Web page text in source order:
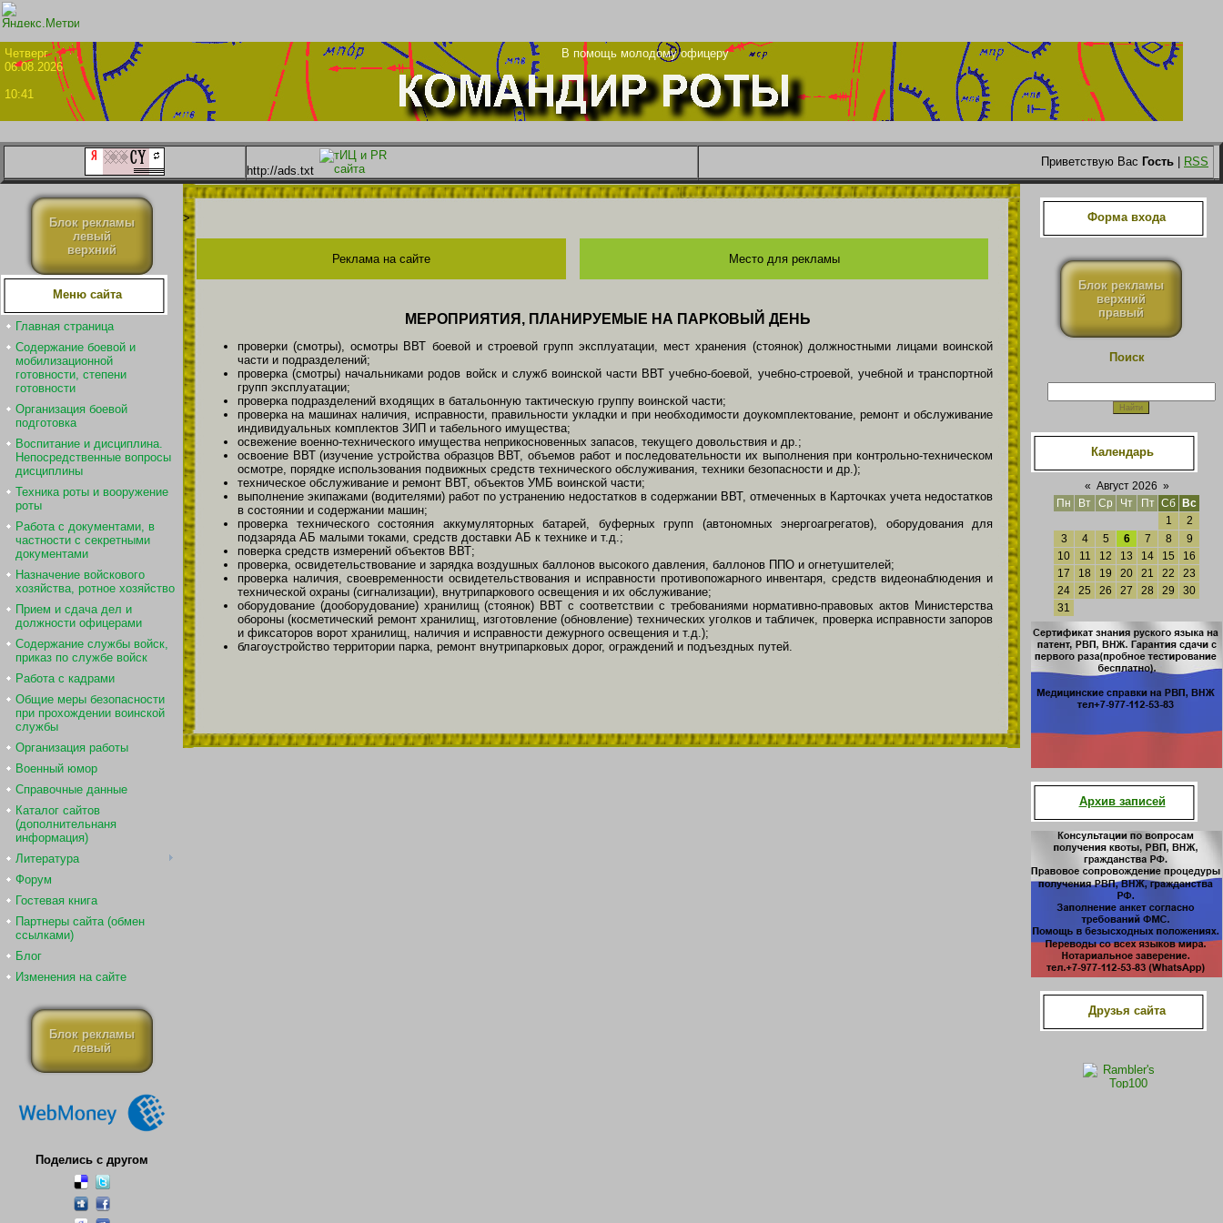
Четверг
В помощь молодому офицеру
06.08.2026
10:41
http://ads.txt
Приветствую Вас Гость RSS
Блок рекламы
левый
верхний
Меню сайта
Главная страница
Содержание боевой и
мобилизационной
готовности, степени
готовности
Организация боевой
подготовка
Воспитание и дисциплина.
Непосредственные вопросы
дисциплины
Техника роты и вооружение
роты
Работа с документами, в
частности с секретными
документами
Назначение войскового
хозяйства, ротное хозяйство
Прием и сдача дел и
должности офицерами
Содержание службы войск,
приказ по службе войск
Работа с кадрами
Общие меры безопасности
при прохождении воинской
службы
Организация работы
Военный юмор
Справочные данные
Каталог сайтов
(дополнительнаня
информация)
Литература
Форум
Гостевая книга
Партнеры сайта (обмен
ссылками)
Блог
Изменения на сайте
Блок рекламы
левый
Поделись с другом
>
Реклама на сайте Место для рекламы
МЕРОПРИЯТИЯ, ПЛАНИРУЕМЫЕ НА ПАРКОВЫЙ ДЕНЬ
проверки (смотры), осмотры ВВТ боевой и строевой групп эксплуатации, мест хранения (стоянок) должностными лицами воинской
части и подразделений;
проверка (смотры) начальниками родов войск и служб воинской части ВВТ учебно-боевой, учебно-строевой, учебной и транспортной
групп эксплуатации;
проверка подразделений входящих в батальонную тактическую группу воинской части;
проверка на машинах наличия, исправности, правильности укладки и при необходимости доукомплектование, ремонт и обслуживание
индивидуальных комплектов ЗИП и табельного имущества;
освежение военно-технического имущества неприкосновенных запасов, текущего довольствия и др.;
освоение ВВТ (изучение устройства образцов ВВТ, объемов работ и последовательности их выполнения при контрольно-техническом
осмотре, порядке использования подвижных средств технического обслуживания, техники безопасности и др.);
техническое обслуживание и ремонт ВВТ, объектов УМБ воинской части;
выполнение экипажами (водителями) работ по устранению недостатков в содержании ВВТ, отмеченных в Карточках учета недостатков
в состоянии и содержании машин;
проверка технического состояния аккумуляторных батарей, буферных групп (автономных энергоагрегатов), оборудования для
подзаряда АБ малыми токами, средств доставки АБ к технике и т.д.;
поверка средств измерений объектов ВВТ;
проверка, освидетельствование и зарядка воздушных баллонов высокого давления, баллонов ППО и огнетушителей;
проверка наличия, своевременности освидетельствования и исправности противопожарного инвентаря, средств видеонаблюдения и
технической охраны (сигнализации), внутрипаркового освещения и их обслуживание;
оборудование (дооборудование) хранилищ (стоянок) ВВТ с соответствии с требованиями нормативно-правовых актов Министерства
обороны (косметический ремонт хранилищ, изготовление (обновление) технических уголков и табличек, проверка исправности запоров
и фиксаторов ворот хранилищ, наличия и исправности дежурного освещения и т.д.);
благоустройство территории парка, ремонт внутрипарковых дорог, ограждений и подъездных путей.
Форма входа
Блок рекламы
верхний
правый
Поиск
Календарь
« Август 2026 »
Пн
Вт Ср Чт Пт Сб
Вс
1
2
3
4 5 6 7 8
9
10
11 12 13 14 15
16
17
18 19 20 21 22
23
24
25 26 27 28 29
30
31
Архив записей
Друзья сайта